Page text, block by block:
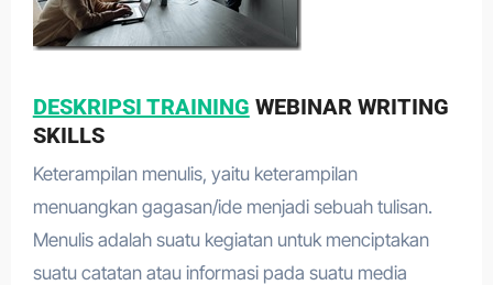
DESKRIPSI TRAINING WEBINAR WRITING
SKILLS
Keterampilan menulis, yaitu keterampilan
menuangkan gagasan/ide menjadi sebuah tulisan.
Menulis adalah suatu kegiatan untuk menciptakan
suatu catatan atau informasi pada suatu media